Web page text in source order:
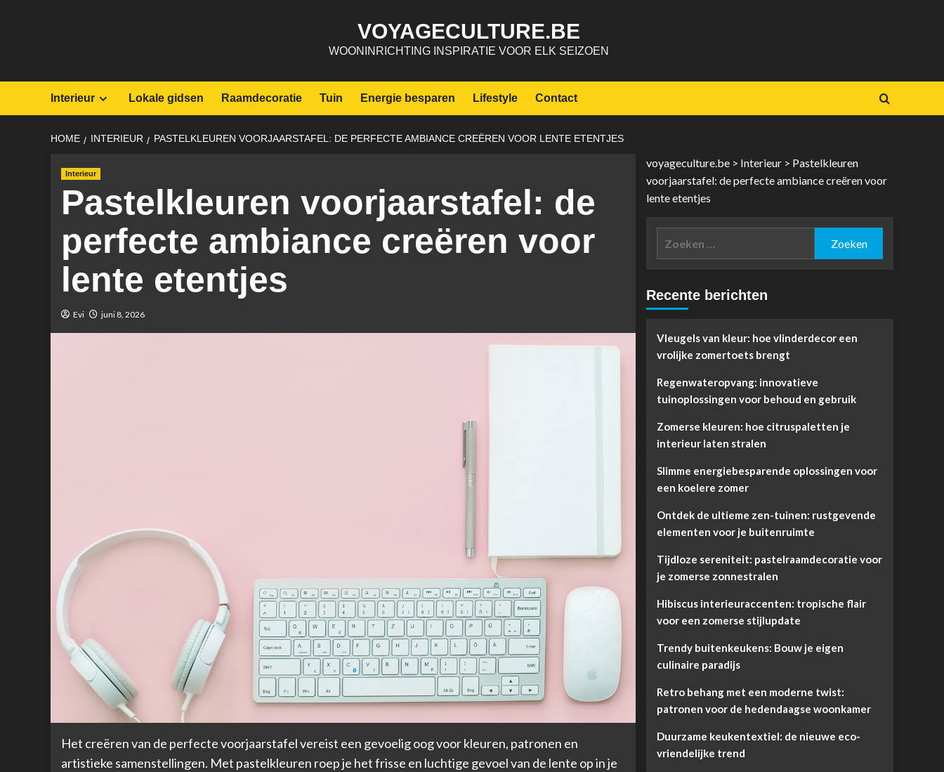
VOYAGECULTURE.BE
WOONINRICHTING INSPIRATIE VOOR ELK SEIZOEN
Interieur Lokale gidsen Raamdecoratie Tuin Energie besparen Lifestyle Contact
HOME INTERIEUR PASTELKLEUREN VOORJAARSTAFEL: DE PERFECTE AMBIANCE CREËREN VOOR LENTE ETENTJES
Interieur
Pastelkleuren voorjaarstafel: de
perfecte ambiance creëren voor
lente etentjes
Evi juni 8, 2026
Het creëren van de perfecte voorjaarstafel vereist een gevoelig oog voor kleuren, patronen en
artistieke samenstellingen. Met pastelkleuren roep je het frisse en luchtige gevoel van de lente op in je
voyageculture.be> Interieur> Pastelkleuren
voorjaarstafel: de perfecte ambiance creëren voor
lente etentjes
Recente berichten
Vleugels van kleur: hoe vlinderdecor een
vrolijke zomertoets brengt
Regenwateropvang: innovatieve
tuinoplossingen voor behoud en gebruik
Zomerse kleuren: hoe citruspaletten je
interieur laten stralen
Slimme energiebesparende oplossingen voor
een koelere zomer
Ontdek de ultieme zen-tuinen: rustgevende
elementen voor je buitenruimte
Tijdloze sereniteit: pastelraamdecoratie voor
je zomerse zonnestralen
Hibiscus interieuraccenten: tropische flair
voor een zomerse stijlupdate
Trendy buitenkeukens: Bouw je eigen
culinaire paradijs
Retro behang met een moderne twist:
patronen voor de hedendaagse woonkamer
Duurzame keukentextiel: de nieuwe eco-
vriendelijke trend